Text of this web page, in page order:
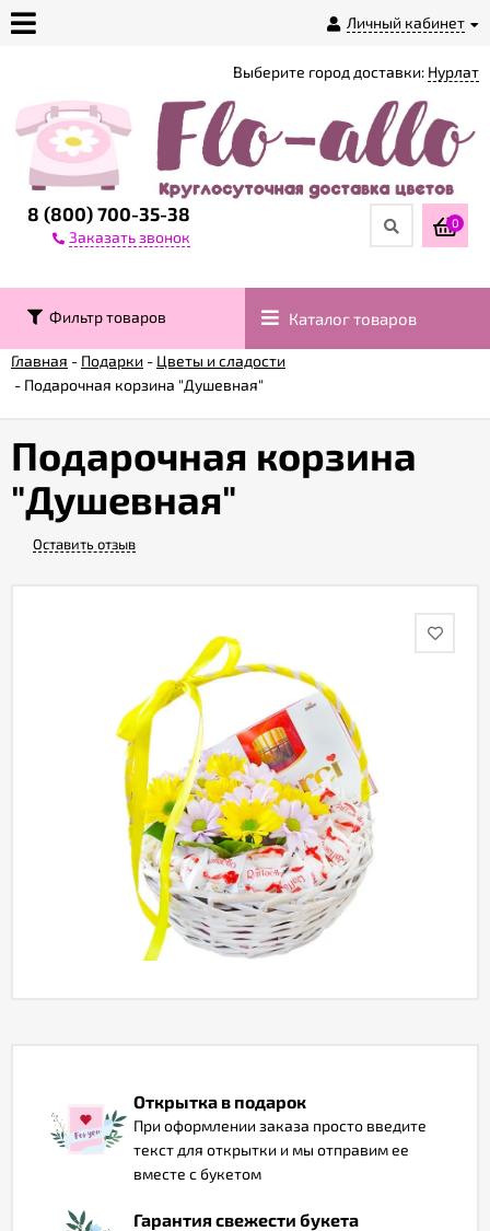
Личный кабинет
магазине
Доставка
Контакты
Возврат
Гарантии
Акции
конфиденциальности
8 (800) 700-35-38
Заказать звонок
Выберите город доставки: Нурлат
0
Фильтр товаров Каталог товаров
Главная - Подарки - Цветы и сладости
- Подарочная корзина "Душевная"
Подарочная корзина
"Душевная"
Оставить отзыв
Открытка в подарок
При оформлении заказа просто введите
текст для открытки и мы отправим ее
вместе с букетом
Гарантия свежести букета